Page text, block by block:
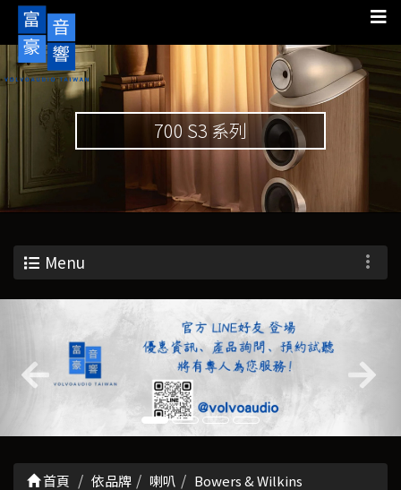
700 S3 系列
Menu
首頁 依品牌 喇叭
Bowers & Wilkins